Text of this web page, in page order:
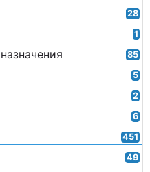
28
1
85
5
2
6
451
49